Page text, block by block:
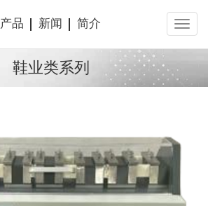
产品 新闻 简介
鞋业类系列